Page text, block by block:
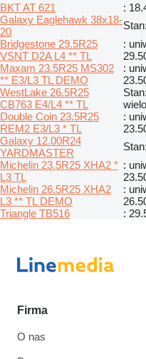
BKT AT 621 :
Galaxy Eaglehawk 38x18-
20
Bridgestone 29.5R25
VSNT D2A L4 ** TL
:
Maxam 23.5R25 MS302
** E3/L3 TL DEMO
:
WestLake 26.5R25
CB763 E4/L4 ** TL
Double Coin 23.5R25
REM2 E3/L3 * TL
:
Galaxy 12.00R24
YARDMASTER
Michelin 23.5R25 XHA2 *
L3 TL
:
Michelin 26.5R25 XHA2
L3 ** TL DEMO
:
Triangle TB516
:
Firma
O nas